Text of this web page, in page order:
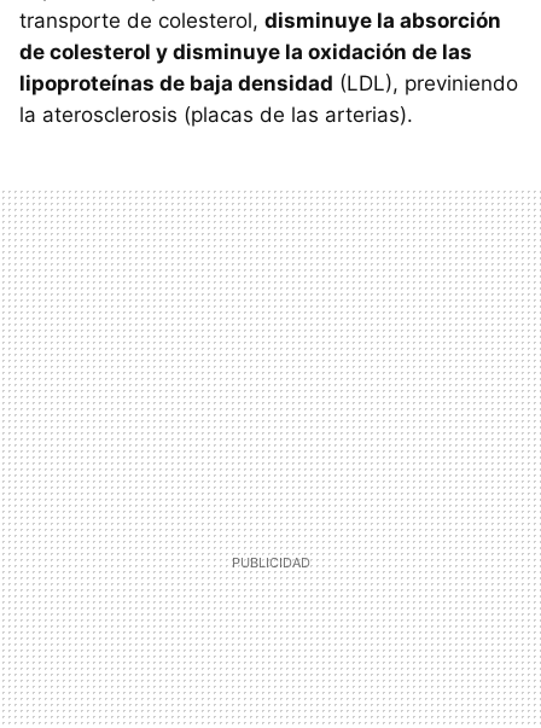
transporte de colesterol, disminuye la absorción
de colesterol y disminuye la oxidación de las
lipoproteínas de baja densidad (LDL), previniendo
la aterosclerosis (placas de las arterias).